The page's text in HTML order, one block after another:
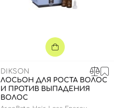
DIKSON
ЛОСЬОН ДЛЯ РОСТА ВОЛОС
И ПРОТИВ ВЫПАДЕНИЯ
ВОЛОС